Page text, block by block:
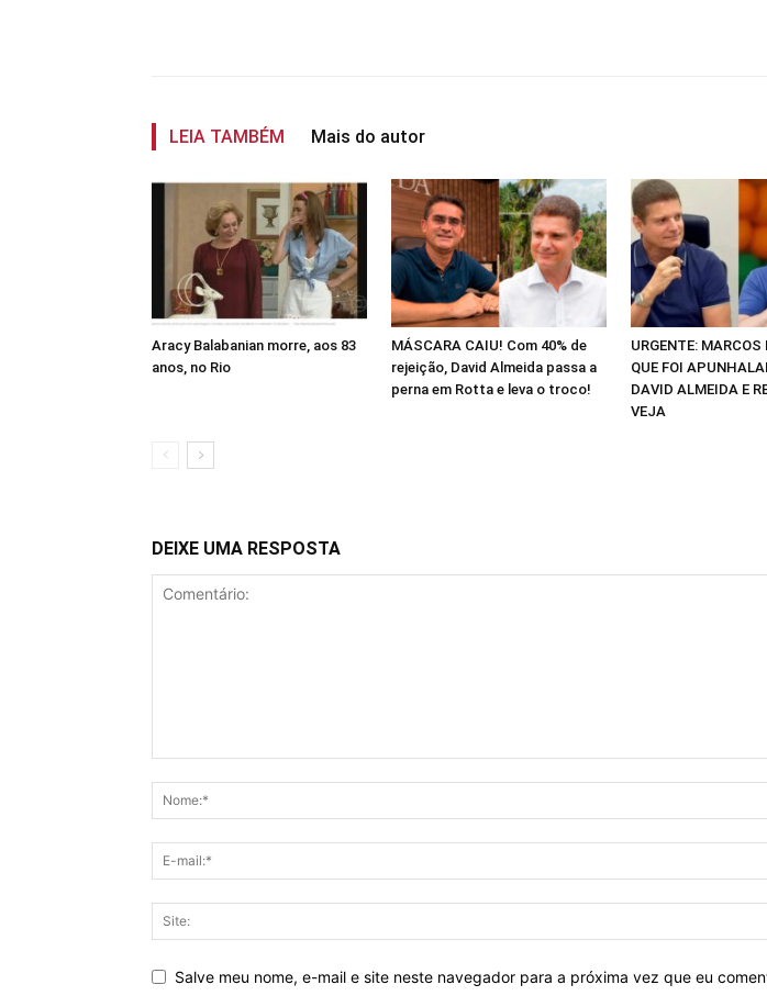
LEIA TAMBÉM Mais do autor
Aracy Balabanian morre, aos 83
anos, no Rio
MÁSCARA CAIU! Com 40% de
rejeição, David Almeida passa a
perna em Rotta e leva o troco!
URGENTE:
QUE FOI
DAVID ALMEIDA E
VEJA
DEIXE UMA RESPOSTA
Salve meu nome, e-mail e site neste navegador para a próxima vez que eu